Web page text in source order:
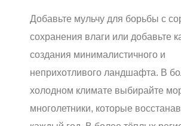
Добавьте мульчу для борьбы с
сохранения влаги или добавьте
создания минималистичного и
неприхотливого ландшафта. В
холодном климате выбирайте
многолетники, которые